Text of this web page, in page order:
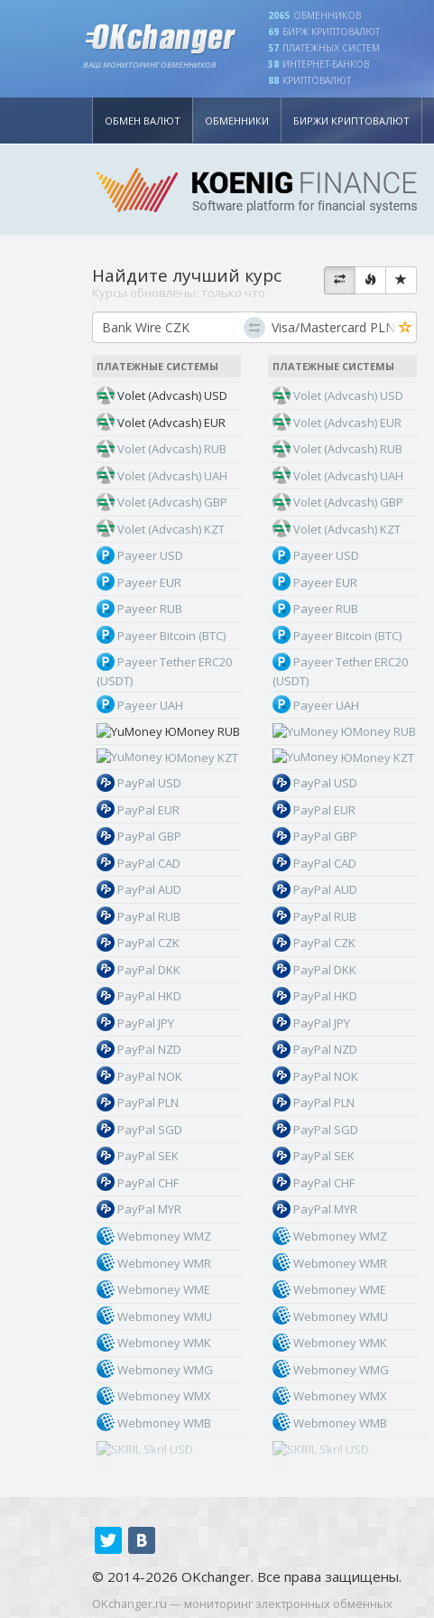
ВАШ МОНИТОРИНГ ОБМЕННИКОВ
2065 ОБМЕННИКОВ
69 БИРЖ КРИПТОВАЛЮТ
57 ПЛАТЕЖНЫХ СИСТЕМ
38 ИНТЕРНЕТ-БАНКОВ
88 КРИПТОВАЛЮТ
ОБМЕН ВАЛЮТ ОБМЕННИКИ БИРЖИ КРИПТОВАЛЮТ
Найдите лучший курс
Курсы обновлены: только что
ПЛАТЕЖНЫЕ СИСТЕМЫ
Volet (Advcash) USD
Volet (Advcash) EUR
Volet (Advcash) RUB
Volet (Advcash) UAH
Volet (Advcash) GBP
Volet (Advcash) KZT
Payeer USD
Payeer EUR
Payeer RUB
Payeer Bitcoin (BTC)
Payeer Tether ERC20
(USDT)
Payeer UAH
ЮMoney RUB
ЮMoney KZT
PayPal USD
PayPal EUR
PayPal GBP
PayPal CAD
PayPal AUD
PayPal RUB
PayPal CZK
PayPal DKK
PayPal HKD
PayPal JPY
PayPal NZD
PayPal NOK
PayPal PLN
PayPal SGD
PayPal SEK
PayPal CHF
PayPal MYR
Webmoney WMZ
Webmoney WMR
Webmoney WME
Webmoney WMU
Webmoney WMK
Webmoney WMG
Webmoney WMX
Webmoney WMB
Skril USD
Skril PLN
Skril GBP
Skril AUD
Skril NOK
ПЛАТЕЖНЫЕ СИСТЕМЫ
Volet (Advcash) USD
Volet (Advcash) EUR
Volet (Advcash) RUB
Volet (Advcash) UAH
Volet (Advcash) GBP
Volet (Advcash) KZT
Payeer USD
Payeer EUR
Payeer RUB
Payeer Bitcoin (BTC)
Payeer Tether ERC20
(USDT)
Payeer UAH
ЮMoney RUB
ЮMoney KZT
PayPal USD
PayPal EUR
PayPal GBP
PayPal CAD
PayPal AUD
PayPal RUB
PayPal CZK
PayPal DKK
PayPal HKD
PayPal JPY
PayPal NZD
PayPal NOK
PayPal PLN
PayPal SGD
PayPal SEK
PayPal CHF
PayPal MYR
Webmoney WMZ
Webmoney WMR
Webmoney WME
Webmoney WMU
Webmoney WMK
Webmoney WMG
Webmoney WMX
Webmoney WMB
Skril USD
Skril GBP
Skril AUD
Skril NOK
© 2014-2026 OKchanger. Все права защищены.
OKchanger.ru — мониторинг электронных обменных